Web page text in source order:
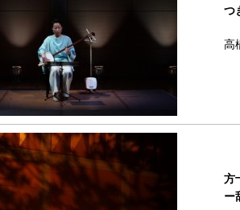
つ
高
方
ー